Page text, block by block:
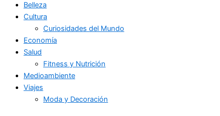
Belleza
Cultura
Curiosidades del Mundo
Economía
Salud
Fitness y Nutrición
Medioambiente
Viajes
Moda y Decoración